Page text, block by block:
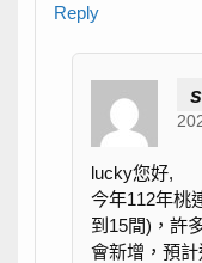
Reply
lucky您好,
今年112年桃
到15間)，許
會新增，預